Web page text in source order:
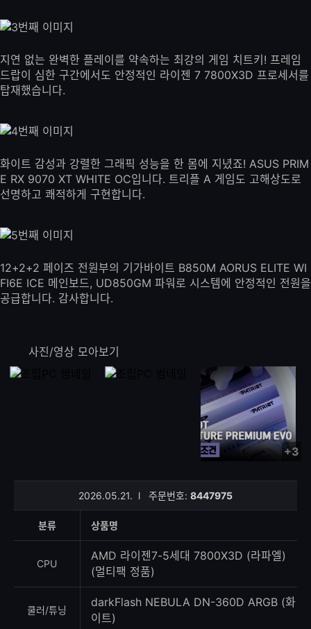
지연 없는 완벽한 플레이를 약속하는 최강의 게임 치트키! 프레임
드랍이 심한 구간에서도 안정적인 라이젠 7 7800X3D 프로세서를
탑재했습니다.
화이트 감성과 강렬한 그래픽 성능을 한 몸에 지녔죠! ASUS PRIM
E RX 9070 XT WHITE OC입니다. 트리플 A 게임도 고해상도로
선명하고 쾌적하게 구현합니다.
12+2+2 페이즈 전원부의 기가바이트 B850M AORUS ELITE WI
FI6E ICE 메인보드, UD850GM 파워로 시스템에 안정적인 전원을
공급합니다. 감사합니다.
사진/영상 모아보기
사
+3
2026.05.21. l 주문번호: 8447975
분류 상품명
CPU
AMD 라이젠7-5세대 7800X3D (라파엘)
(멀티팩 정품)
쿨러/튜닝
darkFlash NEBULA DN-360D ARGB (화
이트)